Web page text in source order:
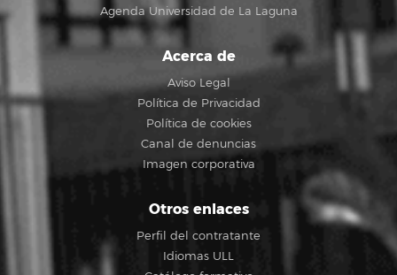
Agenda Universidad de La Laguna
Acerca de
Aviso Legal
Política de Privacidad
Política de cookies
Canal de denuncias
Imagen corporativa
Otros enlaces
Perfil del contratante
Idiomas ULL